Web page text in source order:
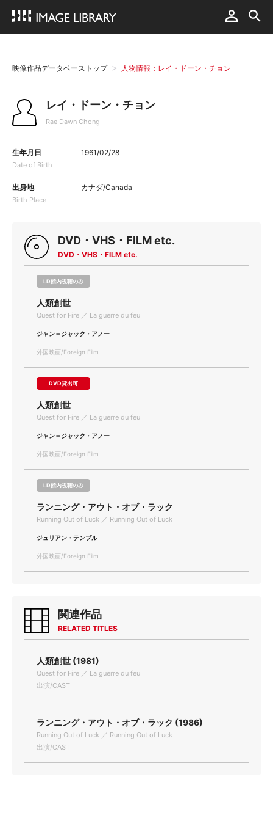
映像作品データベーストップ 人物情報：レイ・ドーン・チョン
レイ・ドーン・チョン
Rae Dawn Chong
生年月日
Date of Birth
1961/02/28
出身地
Birth Place
カナダ/Canada
DVD・VHS・FILM etc.
DVD・VHS・FILM etc.
LD館内視聴のみ
人類創世
Quest for Fire ／ La guerre du feu
ジャン＝ジャック・アノー
外国映画/Foreign Film
DVD貸出可
人類創世
Quest for Fire ／ La guerre du feu
ジャン＝ジャック・アノー
外国映画/Foreign Film
LD館内視聴のみ
ランニング・アウト・オブ・ラック
Running Out of Luck ／ Running Out of Luck
ジュリアン・テンプル
外国映画/Foreign Film
関連作品
RELATED TITLES
人類創世 (1981)
Quest for Fire ／ La guerre du feu
出演/CAST
ランニング・アウト・オブ・ラック (1986)
Running Out of Luck ／ Running Out of Luck
出演/CAST